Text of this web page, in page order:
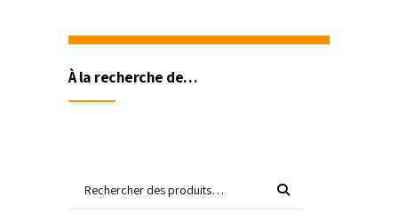
À la recherche de…